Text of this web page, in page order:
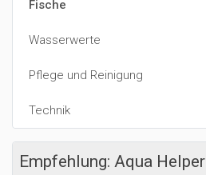
Fische
Wasserwerte
Pflege und Reinigung
Technik
Empfehlung: Aqua Helper